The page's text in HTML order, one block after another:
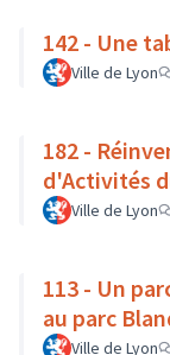
142 - Une
Ville de Lyon
182 -
d'Activités
Ville de Lyon
113 - Un
au parc
Ville de Lyon